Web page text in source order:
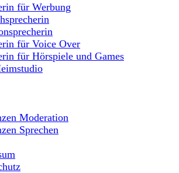
für Werbung
für Voice Over
für Hörspiele und Games
Moderation
Sprechen